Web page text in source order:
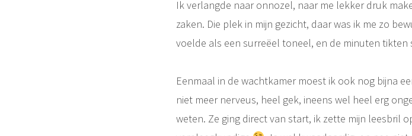
Ik verlangde naar onnozel, naar me lekker druk
zaken. Die plek in mijn gezicht, daar was ik me zo
voelde als een surreëel toneel, en de minuten tikten
Eenmaal in de wachtkamer moest ik ook nog bijna
niet meer nerveus, heel gek, ineens wel heel erg
weten. Ze ging direct van start, ik zette mijn leesbril